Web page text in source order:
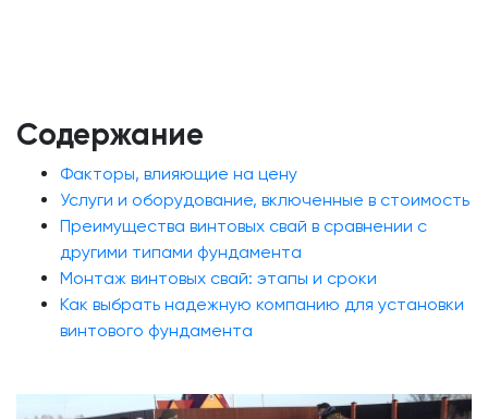
Содержание
Факторы, влияющие на цену
Услуги и оборудование, включенные в стоимость
Преимущества винтовых свай в сравнении с
другими типами фундамента
Монтаж винтовых свай: этапы и сроки
Как выбрать надежную компанию для установки
винтового фундамента